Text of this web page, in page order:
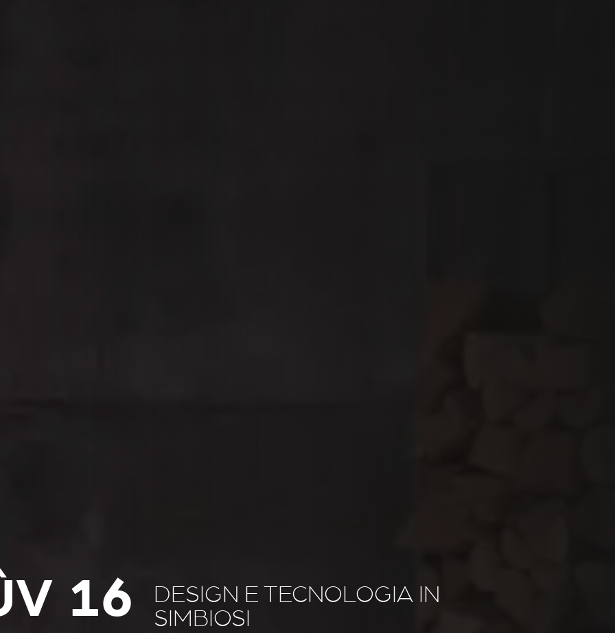
16
DESIGN E TECNOLOGIA IN
SIMBIOSI